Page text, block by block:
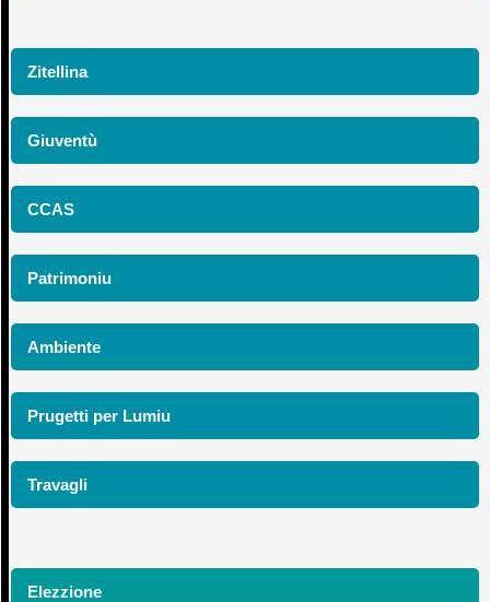
Zitellina
Giuventù
CCAS
Patrimoniu
Ambiente
Prugetti per Lumiu
Travagli
Elezzione